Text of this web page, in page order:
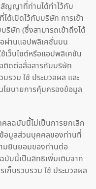
สัญญาที่ท่านได้ทำไว้กับ
ด้เปิดไว้กับบริษัท การเข้า
ษัท (ซึ่งสามารถเข้าถึงได้
อผ่านแอปพลิเคชั่นบน
ช้เว็บไซต์หรือแอปพลิเคชัน
ติดต่อสื่อสารกับบริษัท
รวม ใช้ ประมวลผล และ
ยบายการคุ้มครองข้อมูล
ลฉบับนี้ไม่เป็นการยกเลิก
อมูลส่วนบุคคลของท่านที่
มยินยอมของท่านต่อ
บนี้เป็นสิทธิเพิ่มเติมจาก
ก็บรวบรวม ใช้ ประมวลผล